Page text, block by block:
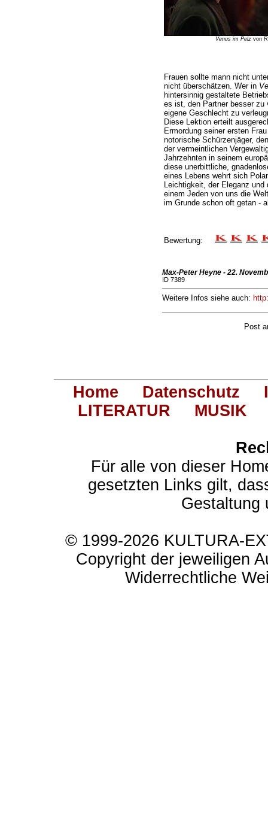
Venus im Pelz von
Frauen sollte mann nicht
nicht überschätzen. Wer in
hintersinnig gestaltete
es ist, den Partner besser zu
eigene Geschlecht zu
Diese Lektion erteilt
Ermordung seiner ersten
notorische Schürzenjäger,
der vermeintlichen
Jahrzehnten in seinem
diese unerbittliche,
eines Lebens wehrt sich
Leichtigkeit, der Eleganz
einem Jeden von uns die
im Grunde schon oft getan -
Bewertung:
Max-Peter Heyne - 22.
ID 7389
Weitere Infos siehe auch:
Post
Home Datenschutz
LITERATUR
MUSIK
Für alle von dieser
gesetzten Links gilt,
Gestaltung
© 1999-2026 KULTURA-
Copyright der jeweiligen
Widerrechtliche